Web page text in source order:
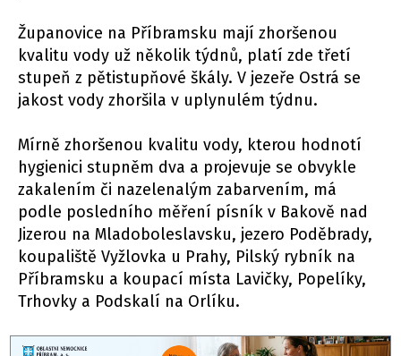
Županovice na Příbramsku mají zhoršenou
kvalitu vody už několik týdnů, platí zde třetí
stupeň z pětistupňové škály. V jezeře Ostrá se
jakost vody zhoršila v uplynulém týdnu.
Mírně zhoršenou kvalitu vody, kterou hodnotí
hygienici stupněm dva a projevuje se obvykle
zakalením či nazelenalým zabarvením, má
podle posledního měření písník v Bakově nad
Jizerou na Mladoboleslavsku, jezero Poděbrady,
koupaliště Vyžlovka u Prahy, Pilský rybník na
Příbramsku a koupací místa Lavičky, Popelíky,
Trhovky a Podskalí na Orlíku.